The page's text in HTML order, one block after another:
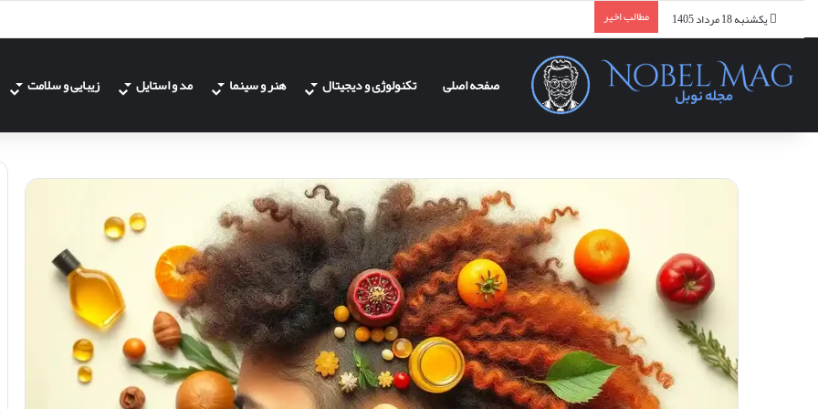
یکشنبه 18 مرداد 1405 مطالب اخیر
صفحه اصلی تکنولوژی و دیجیتال هنر و سینما مد و استایل زیبایی و سلامت